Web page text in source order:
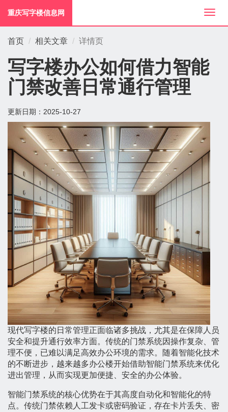
切
换
重庆写字楼信息网
首页 相关文章 详情页
写字楼办公如何借力智能
门禁改善日常通行管理
更新日期： 2025-10-27
现代写字楼的日常管理正面临诸多挑战，尤其是在保障人员
安全和提升通行效率方面。传统的门禁系统因操作复杂、管
理不便，已难以满足高效办公环境的需求。随着智能化技术
的不断进步，越来越多办公楼开始借助智能门禁系统来优化
进出管理，从而实现更加便捷、安全的办公体验。
智能门禁系统的核心优势在于其高度自动化和智能化的特
点。传统门禁依赖人工发卡或密码验证，存在卡片丢失、密